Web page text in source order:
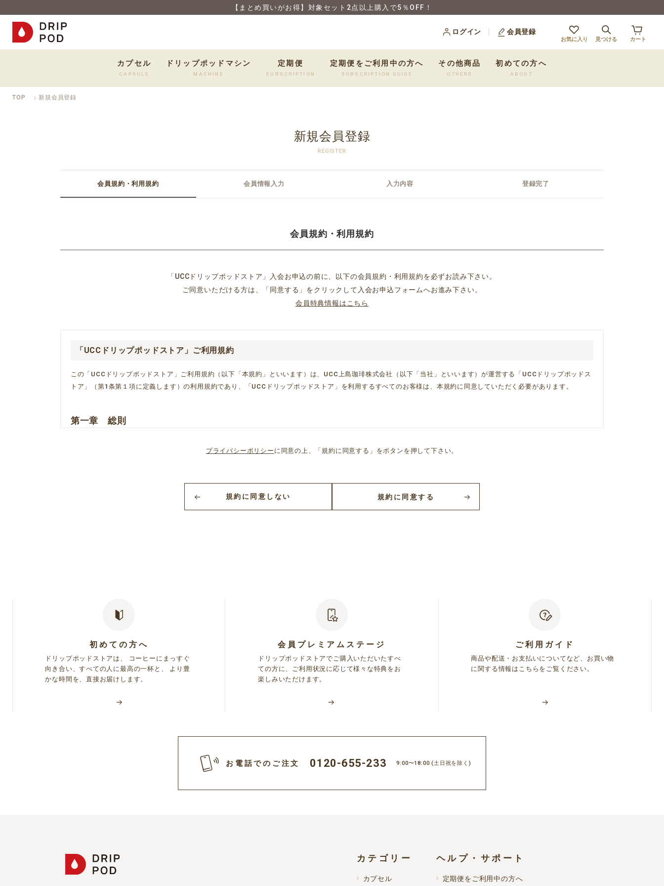
【まとめ買いがお得】対象セット2点以上購入で5％OFF！
ログイン 会員登録
お気に入り 見つける カート
カプセル
CAPSULE
ドリップポッドマシン
MACHINE
定期便
SUBSCRIPTION
定期便をご利用中の方へ
SUBSCRIPTION GUIDE
その他商品
OTHERS
初めての方へ
ABOUT
TOP 新規会員登録
新規会員登録
REGISTER
会員規約・利用規約 会員情報入力 入力内容 登録完了
会員規約・利用規約
「UCCドリップポッドストア」入会お申込の前に、以下の会員規約・利用規約を必ずお読み下さい。
ご同意いただける方は、「同意する」をクリックして入会お申込フォームへお進み下さい。
会員特典情報はこちら
「UCCドリップポッドストア」ご利用規約
この「UCCドリップポッドストア」ご利用規約（以下「本規約」といいます）は、UCC上島珈琲株式会社（以下「当社」といいます）が運営する「UCCドリップポッドス
トア」（第1条第１項に定義します）の利用規約であり、「UCCドリップポッドストア」を利用するすべてのお客様は、本規約に同意していただく必要があります。
第一章 総則
① 当社が提供する「UCCドリップポッドストア」で販売する商品をお客様がオンライン上または電話で購入できるサービス
② 当社商品に関する情報を定期的に情報誌・チラシ・メール等で受け取ることができるサービス
③ その他本規約または個別規約（第４項に定義します）に基づき提供される個別のサービス
お客様の個人情報（お名前・性別・生年月日・電話番号・郵便番号・住所・メールアドレス等）を登録することについて、保護者等の法定代理人の同意を得ていること
2. 当社が、会員に対し、個別のサービスを提供するにあたり、個別規約への同意を定めている場合には、別途個別規約へ同意いただくことが必要となります。
3. フリーメールアドレスにて会員登録をした場合、または日本国外在住のお客様が会員登録をした場合、本サービスの一部または全てを利用できない場合があります。
第３条（登録料・年会費）
登録料・年会費は無料とします。ただし、本サービスを利用するために必要な通信機器等の設備およびインターネット接続にかかわるプロバイダ契約料・電話料金や、携
帯電話からアクセスする際のパケット通信料等の費用は会員が負担するものとします。
当社は、本サービスで取得した利用者の個人情報を、「UCCドリップポッドストアにおける個人情報の取り扱いについて
内容にあらかじめご承諾いただいたものとします。
録いたします。
プライバシーポリシー に同意の上、「規約に同意する」をボタンを押して下さい。
規約に同意する
規約に同意しない
初めての方へ
ドリップポッドストアは、 コーヒーにまっすぐ
向き合い、すべての人に最高の一杯と、 より豊
かな時間を、直接お届けします。
会員プレミアムステージ
ドリップポッドストアでご購入いただいたすべ
ての方に、ご利用状況に応じて様々な特典をお
楽しみいただけます。
ご利用ガイド
商品や配送・お支払いについてなど、お買い物
に関する情報はこちらをご覧ください。
お電話でのご注文 0120-655-233 9:00〜18:00(土日祝を除く)
カテゴリー
カプセル
ヘルプ・サポート
定期便をご利用中の方へ